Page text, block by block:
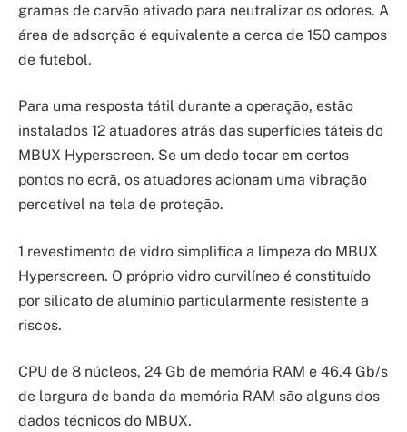
gramas de carvão ativado para neutralizar os odores. A
área de adsorção é equivalente a cerca de 150 campos
de futebol.
Para uma resposta tátil durante a operação, estão
instalados 12 atuadores atrás das superfícies táteis do
MBUX Hyperscreen. Se um dedo tocar em certos
pontos no ecrã, os atuadores acionam uma vibração
percetível na tela de proteção.
1 revestimento de vidro simplifica a limpeza do MBUX
Hyperscreen. O próprio vidro curvilíneo é constituído
por silicato de alumínio particularmente resistente a
riscos.
CPU de 8 núcleos, 24 Gb de memória RAM e 46.4 Gb/s
de largura de banda da memória RAM são alguns dos
dados técnicos do MBUX.